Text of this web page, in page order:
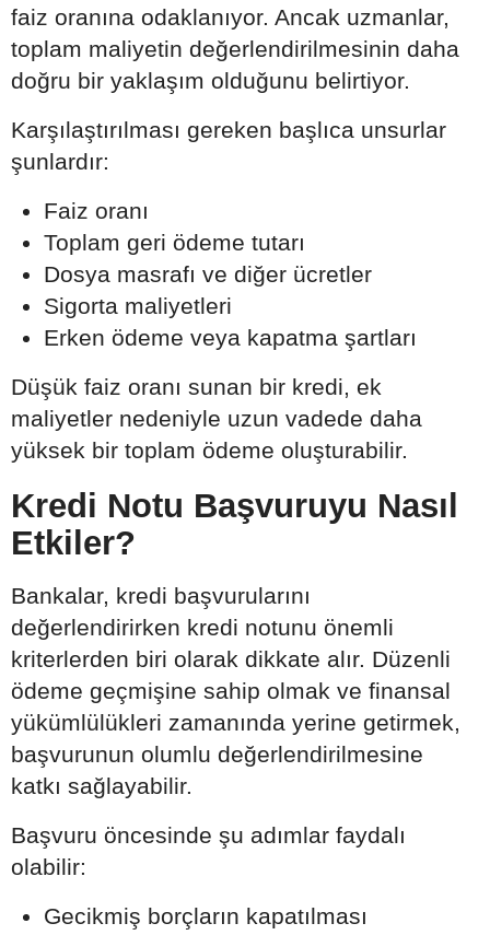
faiz oranına odaklanıyor. Ancak uzmanlar,
toplam maliyetin değerlendirilmesinin daha
doğru bir yaklaşım olduğunu belirtiyor.
Karşılaştırılması gereken başlıca unsurlar
şunlardır:
Faiz oranı
Toplam geri ödeme tutarı
Dosya masrafı ve diğer ücretler
Sigorta maliyetleri
Erken ödeme veya kapatma şartları
Düşük faiz oranı sunan bir kredi, ek
maliyetler nedeniyle uzun vadede daha
yüksek bir toplam ödeme oluşturabilir.
Kredi Notu Başvuruyu Nasıl
Etkiler?
Bankalar, kredi başvurularını
değerlendirirken kredi notunu önemli
kriterlerden biri olarak dikkate alır. Düzenli
ödeme geçmişine sahip olmak ve finansal
yükümlülükleri zamanında yerine getirmek,
başvurunun olumlu değerlendirilmesine
katkı sağlayabilir.
Başvuru öncesinde şu adımlar faydalı
olabilir:
Gecikmiş borçların kapatılması